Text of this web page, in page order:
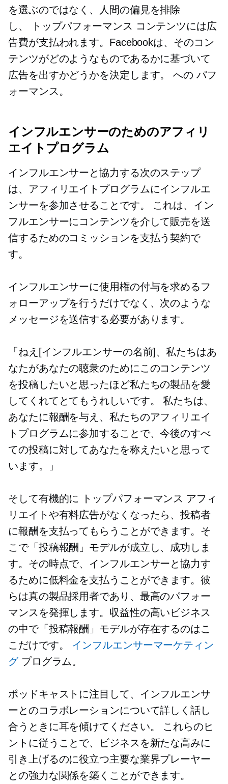
を選ぶのではなく、人間の偏見を排除
し、
トップパフォーマンス コンテンツには広
告費が支払われます。Facebookは、そのコン
テンツがどのようなものであるかに基づいて
広告を出すかどうかを決定します。への パフ
ォーマンス。
インフルエンサーのためのアフィリ
エイトプログラム
インフルエンサーと協力する次のステップ
は、アフィリエイトプログラムにインフルエ
ンサーを参加させることです。 これは、イン
フルエンサーにコンテンツを介して販売を送
信するためのコミッションを支払う契約で
す。
インフルエンサーに使用権の付与を求めるフ
ォローアップを行うだけでなく、次のような
メッセージを送信する必要があります。
「ねえ[インフルエンサーの名前]、私たちはあ
なたがあなたの聴衆のためにこのコンテンツ
を投稿したいと思ったほど私たちの製品を愛
してくれてとてもうれしいです。 私たちは、
あなたに報酬を与え、私たちのアフィリエイ
トプログラムに参加することで、今後のすべ
ての投稿に対してあなたを称えたいと思って
います。」
そして有機的に トップパフォーマンス アフィ
リエイトや有料広告がなくなったら、投稿者
に報酬を支払ってもらうことができます。そ
こで「投稿報酬」モデルが成立し、成功しま
す。その時点で、インフルエンサーと協力す
るために低料金を支払うことができます。彼
らは真の製品採用者であり、最高のパフォー
マンスを発揮します。収益性の高いビジネス
の中で「投稿報酬」モデルが存在するのはこ
こだけです。 インフルエンサーマーケティン
グプログラム。
ポッドキャストに注目して、インフルエンサ
ーとのコラボレーションについて詳しく話し
合うときに耳を傾けてください。 これらのヒ
ントに従うことで、ビジネスを新たな高みに
引き上げるのに役立つ主要な業界プレーヤー
との強力な関係を築くことができます。